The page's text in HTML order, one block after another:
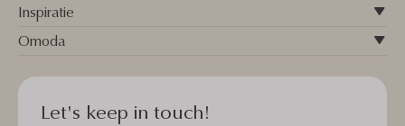
Inspiratie
Omoda
Let's keep in touch!